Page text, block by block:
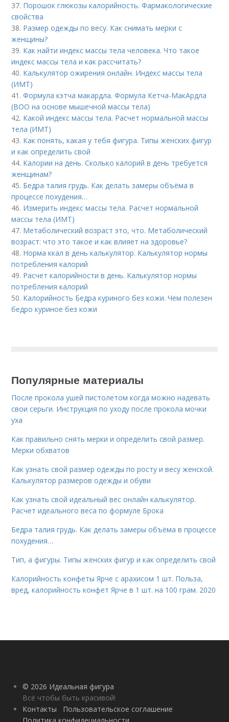
37. Порошок глюкозы калорийность. Фармакологические
свойства
38. Размер одежды по весу. Как снимать мерки с
женщины?
39. Как найти индекс массы тела человека. Что такое
индекс массы тела и как рассчитать?
40. Калькулятор ожирения онлайн. Индекс массы тела
(ИМТ)
41.Формула кэтча макардла. Формула Кетча-МакАрдла
(ВОО на основе мышечной массы тела)
42. Какой индекс массы тела. Расчет нормальной массы
тела (ИМТ)
43. Как понять, какая у тебя фигура. Типы женских фигур
и как определить свой
44. Калории на день. Сколько калорий в день требуется
женщинам?
45. Бедра талия грудь. Как делать замеры объёма в
процессе похудения…
46. Измерить индекс массы тела. Расчет нормальной
массы тела (ИМТ)
47. Метаболический возраст это, что. Метаболический
возраст: что это такое и как влияет на здоровье?
48. Норма ккал в день калькулятор. Калькулятор нормы
потребления калорий
49. Расчет калорийности в день. Калькулятор нормы
потребления калорий
50. Калорийность Бедра куриного без кожи. Чем полезен
бедро куриное без кожи
Популярные материалы
После прокола ушей пистолетом когда можно надевать
свои серьги. Инструкция по уходу после прокола мочки
уха
Как правильно снять мерки и определить свой размер.
Мерки обхватов
Как узнать свой размер одежды по росту и весу женской.
Калькулятор размеров одежды и обуви
Как узнать свой идеальный вес онлайн калькулятор.
Расчет идеального веса по формуле Брока
Бедра талия грудь. Как делать замеры объёма в процессе
похудения…
Тип, а фигуры. Типы женских фигур и как определить свой
Калорийность конфеты Ярче с арахисом 1 шт. Польза,
вред, калорийность конфет Ярче в 1 шт. на 100 грам. 2020
© 2026 Идеальная фигура
Всё чтобы быть красивой!
Контакты
Пользовательское соглашение